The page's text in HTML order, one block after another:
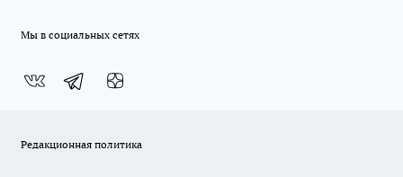
Мы в социальных сетях
Редакционная политика